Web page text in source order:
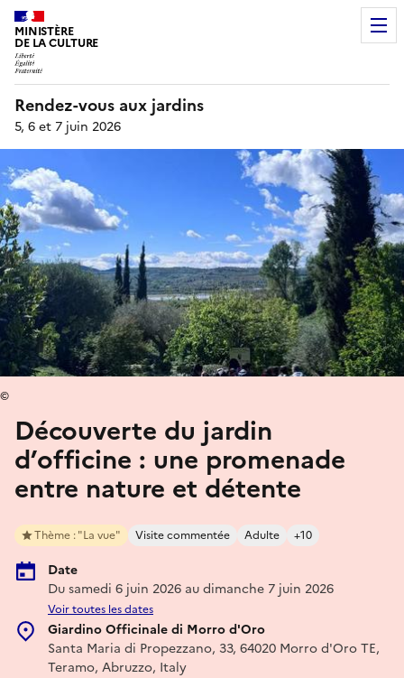
MINISTÈRE
DE LA CULTURE
Rendez-vous aux jardins
5, 6 et 7 juin 2026
Découverte du jardin
d’officine : une promenade
entre nature et détente
Thème : "La vue" Visite commentée Adulte +10
Date
Du samedi 6 juin 2026 au dimanche 7 juin 2026
Voir toutes les dates
Giardino Officinale di Morro d'Oro
Santa Maria di Propezzano, 33, 64020 Morro d'Oro TE,
Teramo, Abruzzo, Italy
©